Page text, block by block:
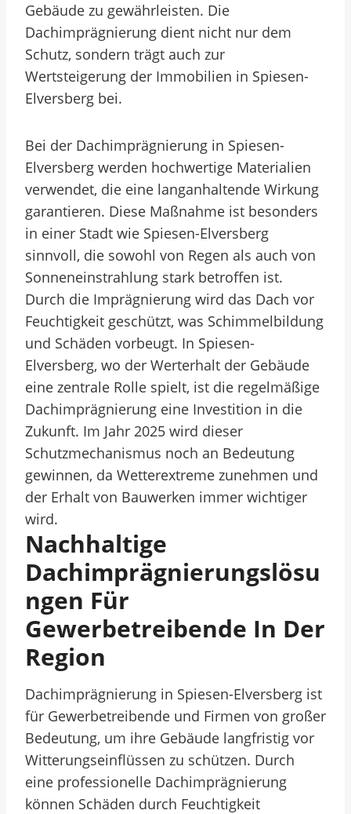
Gebäude zu gewährleisten. Die
Dachimprägnierung dient nicht nur dem
Schutz, sondern trägt auch zur
Wertsteigerung der Immobilien in Spiesen-
Elversberg bei.
Bei der Dachimprägnierung in Spiesen-
Elversberg werden hochwertige Materialien
verwendet, die eine langanhaltende Wirkung
garantieren. Diese Maßnahme ist besonders
in einer Stadt wie Spiesen-Elversberg
sinnvoll, die sowohl von Regen als auch von
Sonneneinstrahlung stark betroffen ist.
Durch die Imprägnierung wird das Dach vor
Feuchtigkeit geschützt, was Schimmelbildung
und Schäden vorbeugt. In Spiesen-
Elversberg, wo der Werterhalt der Gebäude
eine zentrale Rolle spielt, ist die regelmäßige
Dachimprägnierung eine Investition in die
Zukunft. Im Jahr 2025 wird dieser
Schutzmechanismus noch an Bedeutung
gewinnen, da Wetterextreme zunehmen und
der Erhalt von Bauwerken immer wichtiger
wird.
Nachhaltige
Dachimprägnierungslösu
Ngen Für
Gewerbetreibende In Der
Region
Dachimprägnierung in Spiesen-Elversberg ist
für Gewerbetreibende und Firmen von großer
Bedeutung, um ihre Gebäude langfristig vor
Witterungseinflüssen zu schützen. Durch
eine professionelle Dachimprägnierung
können Schäden durch Feuchtigkeit